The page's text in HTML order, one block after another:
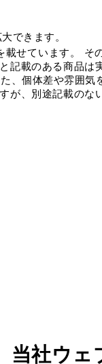
できます。
載せています。 そ
記載のある商品は
、個体差や雰囲気
が、別途記載のな
当社ウェ